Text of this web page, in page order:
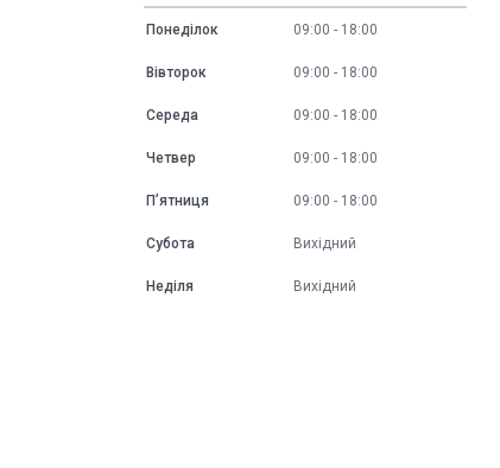
Понеділок 09:00 18:00
Вівторок 09:00 18:00
Середа 09:00 18:00
Четвер 09:00 18:00
Пʼятниця 09:00 18:00
Субота Вихідний
Неділя Вихідний